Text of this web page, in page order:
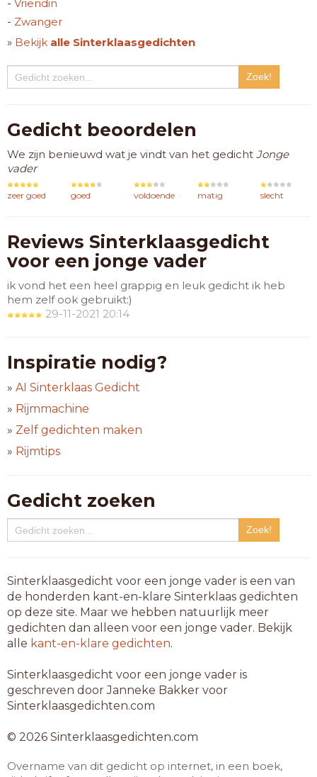
- Vriendin
- Zwanger
» Bekijk alle Sinterklaasgedichten
Gedicht beoordelen
We zijn benieuwd wat je vindt van het gedicht Jonge
vader
zeer goed goed voldoende matig slecht
Reviews Sinterklaasgedicht
voor een jonge vader
ik vond het een heel grappig en leuk gedicht ik heb
hem zelf ook gebruikt:)
29-11-2021 20:14
Inspiratie nodig?
» AI Sinterklaas Gedicht
» Rijmmachine
» Zelf gedichten maken
» Rijmtips
Gedicht zoeken
Sinterklaasgedicht voor een jonge vader is een van
de honderden kant-en-klare Sinterklaas gedichten
op deze site. Maar we hebben natuurlijk meer
gedichten dan alleen voor een jonge vader. Bekijk
alle kant-en-klare gedichten.
Sinterklaasgedicht voor een jonge vader is
geschreven door Janneke Bakker voor
Sinterklaasgedichten.com
© 2026 Sinterklaasgedichten.com
Overname van dit gedicht op internet, in een boek,